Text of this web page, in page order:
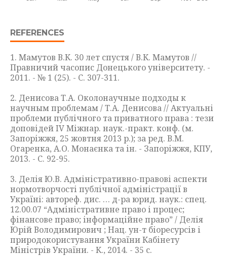
REFERENCES
1. Мамутов В.К. 30 лет спустя / В.К. Мамутов //
Правничий часопис Донецького університету. -
2011. - № 1 (25). - С. 307-311.
2. Денисова Т.А. Околонаучные подходы к
научным проблемам / Т.А. Денисова // Актуальні
проблеми публічного та приватного права : тези
доповідей IV Міжнар. наук.-практ. конф. (м.
Запоріжжя, 25 жовтня 2013 р.); за ред. В.М.
Огаренка, А.О. Монаєнка та ін. - Запоріжжя, КПУ,
2013. - С. 92-95.
3. Делія Ю.В. Адміністративно-правові аспекти
нормотворчості публічної адміністрації в
Україні: автореф. дис. … д-ра юрид. наук.: спец.
12.00.07 “Адміністративне право і процес;
фінансове право; інформаційне право” / Делія
Юрій Володимирович ; Нац. ун-т біоресурсів і
природокористування України Кабінету
Міністрів України. - К., 2014. - 35 с.